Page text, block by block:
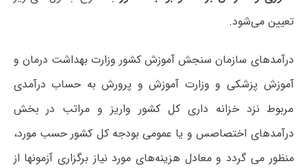
تعیین می‌شود.
درآمدهای سازمان سنجش آموزش کشور وزارت بهداشت درمان و
آموزش پزشکی و وزارت آموزش و پرورش به حساب درآمدی
مربوط نزد خزانه داری کل کشور واریز و مراتب در بخش
درآمدهای اختصاصس و یا عمومی بودجه کل کشور حسب مورد،
منظور می گردد و معادل هزینه‌های مورد نیاز برگزاری آزمونها از